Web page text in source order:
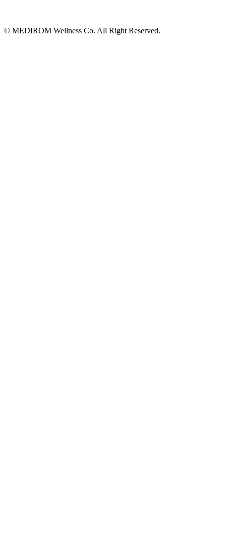
© MEDIROM Wellness Co. All Right Reserved.